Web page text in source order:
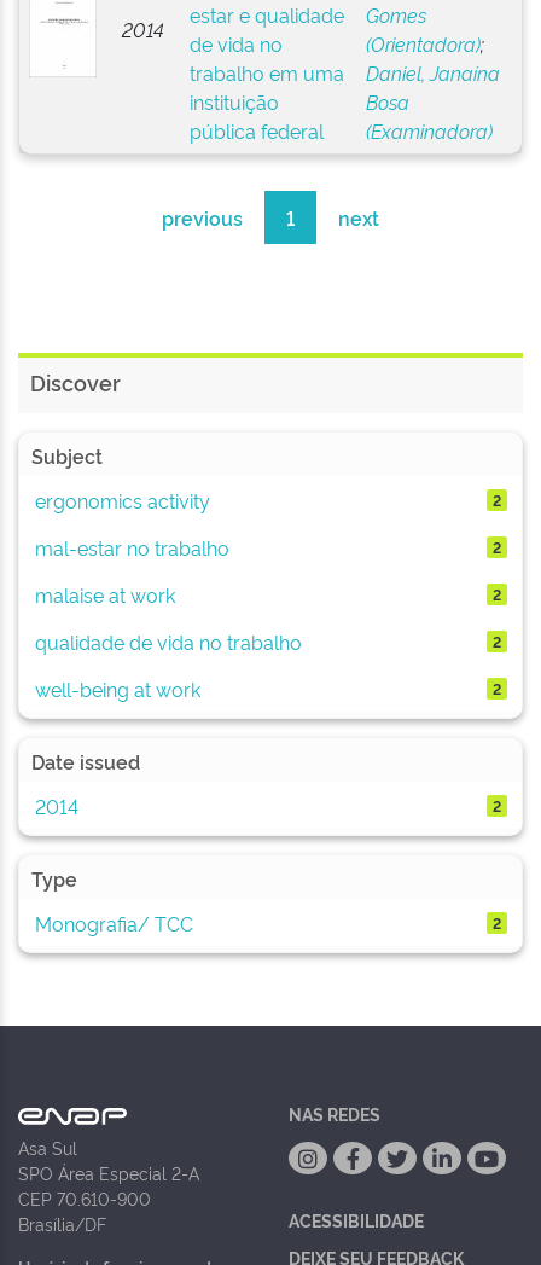
2014
estar e qualidade
de vida no
trabalho em uma
instituição
pública federal
Gomes
(Orientadora);
Daniel, Janaína
Bosa
(Examinadora)
previous 1 next
Discover
Subject
ergonomics activity
2
mal-estar no trabalho 2
malaise at work 2
qualidade de vida no trabalho 2
well-being at work 2
Date issued
2014
2
Type
Monografia/ TCC
2
Asa Sul
SPO Área Especial 2-A
CEP 70.610-900
Brasília/DF
NAS REDES
ACESSIBILIDADE
DEIXE SEU FEEDBACK